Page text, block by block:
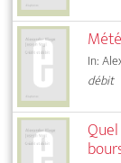
In:
débit